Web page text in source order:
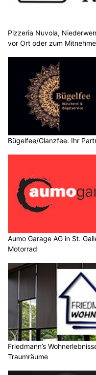
Pizzeria Nuvola,
vor Ort oder zum
Bügelfee/Glanzfee: Ihr
Aumo Garage AG in St.
Motorrad
Friedmann’s
Traumräume